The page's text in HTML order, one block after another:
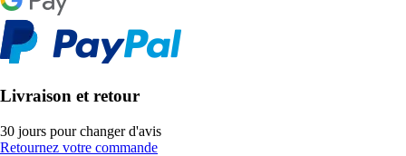
Livraison et retour
30 jours pour changer d'avis
Retournez votre commande